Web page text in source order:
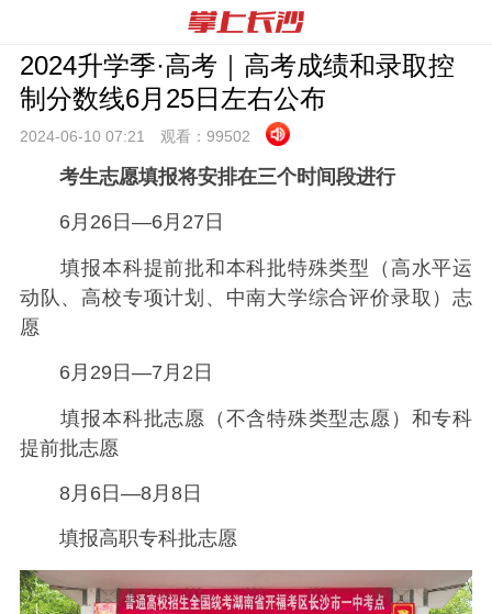
2024升学季·高考｜高考成绩和录取控
制分数线6月25日左右公布
2024-06-10 07:21 观看： 99502
考生志愿填报将安排在三个时间段进行
6月26日—6月27日
填报本科提前批和本科批特殊类型（高水平运
动队、高校专项计划、中南大学综合评价录取）志
愿
6月29日—7月2日
填报本科批志愿（不含特殊类型志愿）和专科
提前批志愿
8月6日—8月8日
填报高职专科批志愿